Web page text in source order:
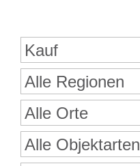
Kauf
Alle Regionen
Alle Orte
Alle Objektarten